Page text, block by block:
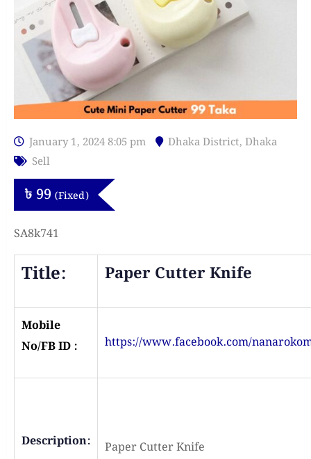
January 1, 2024 8:05 pm Dhaka District, Dhaka
Sell
৳ 99 (Fixed)
SA8k741
Title: Paper Cutter Knife
Mobile
No/FB ID :
https://www.facebook.com/
Description: Paper Cutter Knife